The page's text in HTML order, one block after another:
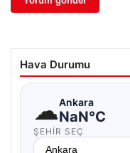
Hava Durumu
☁Ankara
NaN°C
ŞEHIR SEÇ